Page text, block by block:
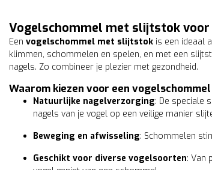
Vogelschommel met slijtstok voor
Een vogelschommel met slijtstok is een ideaal
klimmen, schommelen en spelen, en met een
nagels. Zo combineer je plezier met gezondheid.
Waarom kiezen voor een
Natuurlijke nagelverzorging: De speciale
nagels van je vogel op een veilige manier
Beweging en afwisseling: Schommelen
Geschikt voor diverse vogelsoorten: Van